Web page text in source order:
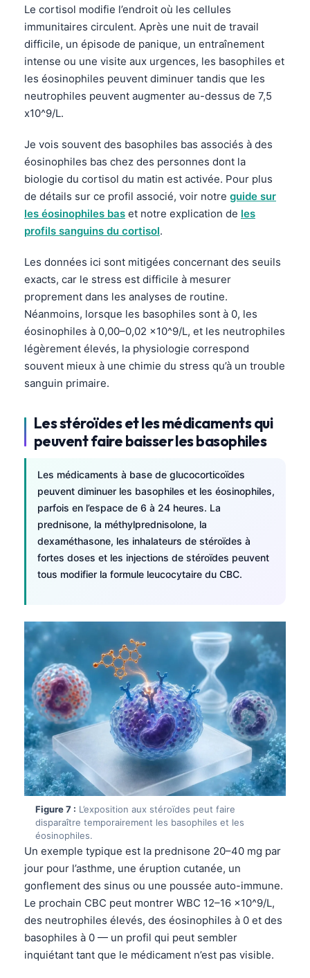
Le cortisol modifie l’endroit où les cellules
immunitaires circulent. Après une nuit de travail
difficile, un épisode de panique, un entraînement
intense ou une visite aux urgences, les basophiles et
les éosinophiles peuvent diminuer tandis que les
neutrophiles peuvent augmenter au-dessus de 7,5
x10^9/L.
Je vois souvent des basophiles bas associés à des
éosinophiles bas chez des personnes dont la
biologie du cortisol du matin est activée. Pour plus
de détails sur ce profil associé, voir notre guide sur
les éosinophiles bas et notre explication de les
profils sanguins du cortisol.
Les données ici sont mitigées concernant des seuils
exacts, car le stress est difficile à mesurer
proprement dans les analyses de routine.
Néanmoins, lorsque les basophiles sont à 0, les
éosinophiles à 0,00–0,02 x10^9/L, et les neutrophiles
légèrement élevés, la physiologie correspond
souvent mieux à une chimie du stress qu’à un trouble
sanguin primaire.
Les stéroïdes et les médicaments qui
peuvent faire baisser les basophiles
Les médicaments à base de glucocorticoïdes
peuvent diminuer les basophiles et les éosinophiles,
parfois en l’espace de 6 à 24 heures. La
prednisone, la méthylprednisolone, la
dexaméthasone, les inhalateurs de stéroïdes à
fortes doses et les injections de stéroïdes peuvent
tous modifier la formule leucocytaire du CBC.
Figure 7 : L’exposition aux stéroïdes peut faire
disparaître temporairement les basophiles et les
éosinophiles.
Un exemple typique est la prednisone 20–40 mg par
jour pour l’asthme, une éruption cutanée, un
gonflement des sinus ou une poussée auto-immune.
Le prochain CBC peut montrer WBC 12–16 x10^9/L,
des neutrophiles élevés, des éosinophiles à 0 et des
basophiles à 0 — un profil qui peut sembler
inquiétant tant que le médicament n’est pas visible.
Azərbaycan dili
Eesti
日本語
Čeština
ქართული
Русский
Lietuvių kalba
Polski
한국어
Slovenščina
Magyar
Shqip
বাংলা
मराठी
ગુજરાતી
ಕನ್ನಡ
Bahasa Melayu
Tiếng Việt
Tagalog
ไทย
ភាសាខ្មែរ
አማርኛ
Українська
O‘zbekcha
Català
Suomi
Hrvatski
Slovenčina
سنڌي
සිංහල
অসমীয়া
Galego
Latviešu valoda